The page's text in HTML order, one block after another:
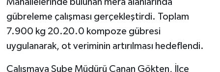
gübreleme çalışması gerçekleştirdi. Toplam
7.900 kg 20.20.0 kompoze gübresi
uygulanarak, ot veriminin artırılması hedeflendi.
Çalışmaya Şube Müdürü Canan Gökten, İlçe